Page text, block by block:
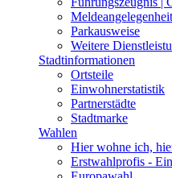
Parkausweise
Weitere
Stadtinformationen
Ortsteile
Einwohnerstatistik
Partnerstädte
Stadtmarke
Wahlen
Hier wohne ich,
Erstwahlprofis -